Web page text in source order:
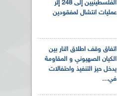
الفلسطينيين إلى 248 إثر
عمليات انتشال لمفقودين
اتفاق وقف اطلاق النار بين
الكيان الصهيوني و المقاومة
يدخل حيز التنفيذ واحتفالات
في...